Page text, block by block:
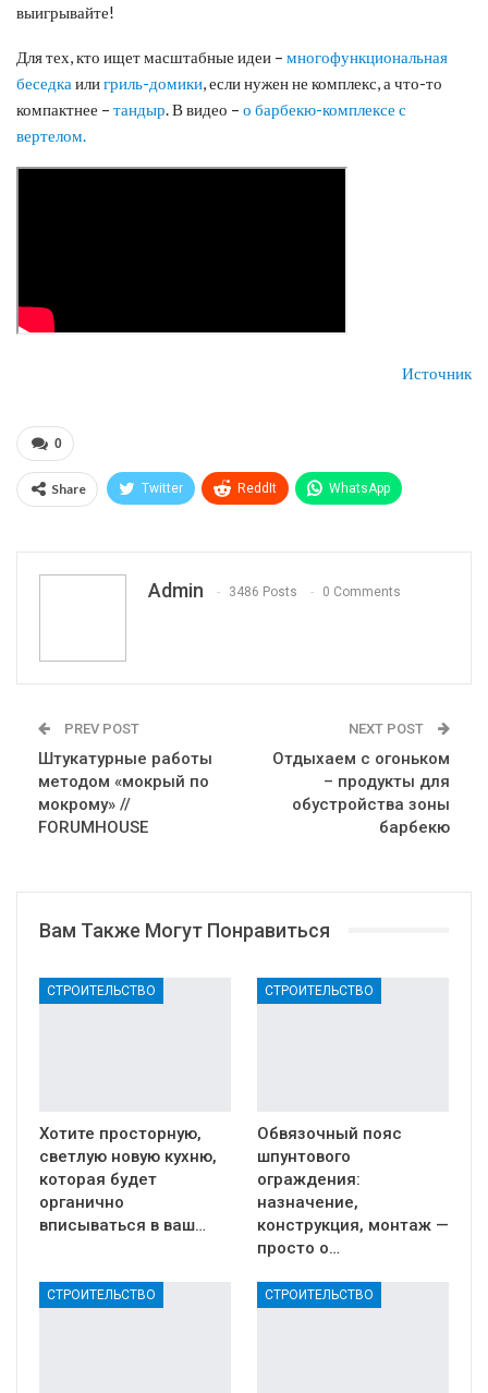
выигрывайте!
Для тех, кто ищет масштабные идеи – многофункциональная
беседка илигриль-домики, если нужен не комплекс, а что-то
компактнее – тандыр. В видео – о барбекю-комплексе с
вертелом.
Источник
0
Share Twitter ReddIt WhatsApp
Admin 3486 Posts 0 Comments
PREV POST
Штукатурные работы
методом «мокрый по
мокрому» //
FORUMHOUSE
NEXT POST
Отдыхаем с огоньком
– продукты для
обустройства зоны
барбекю
Вам Также Могут Понравиться
СТРОИТЕЛЬСТВО
Хотите просторную,
светлую новую кухню,
которая будет
органично
вписываться в ваш…
СТРОИТЕЛЬСТВО
Обвязочный пояс
шпунтового
ограждения:
назначение,
конструкция, монтаж —
просто о…
СТРОИТЕЛЬСТВО СТРОИТЕЛЬСТВО